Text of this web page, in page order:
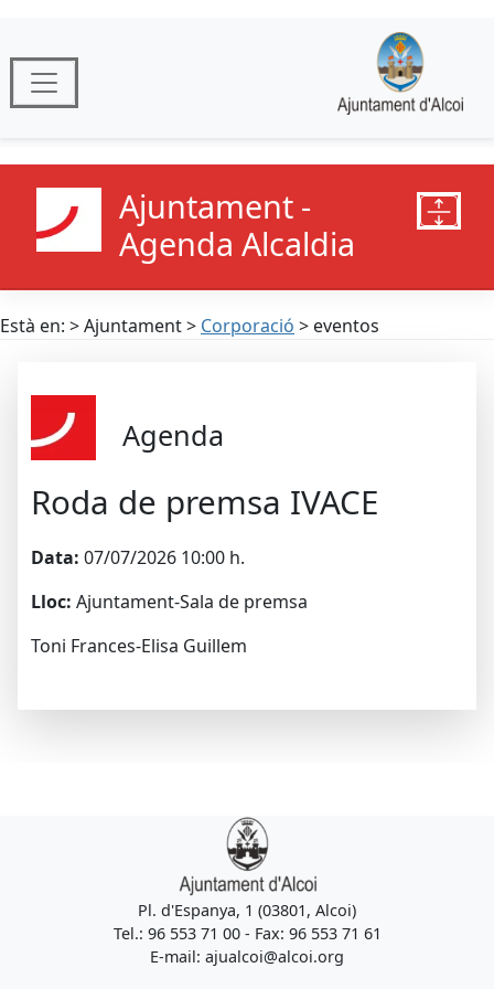
Ajuntament -
Agenda Alcaldia
Està en: > Ajuntament > Corporació > eventos
Agenda
Roda de premsa IVACE
Data: 07/07/2026 10:00 h.
Lloc: Ajuntament-Sala de premsa
Toni Frances-Elisa Guillem
Pl. d'Espanya, 1 (03801, Alcoi)
Tel.: 96 553 71 00 - Fax: 96 553 71 61
E-mail: ajualcoi@alcoi.org